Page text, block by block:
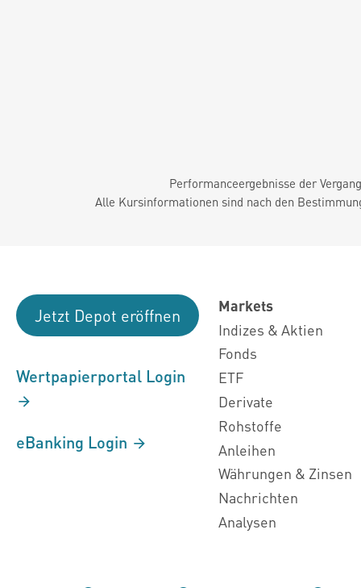
Performanceergebnisse der
Alle Kursinformationen sind nach den
Jetzt Depot eröffnen
Wertpapierportal Login
eBanking Login
Markets
Indizes & Aktien
Fonds
ETF
Derivate
Rohstoffe
Anleihen
Währungen & Zinsen
Nachrichten
Analysen